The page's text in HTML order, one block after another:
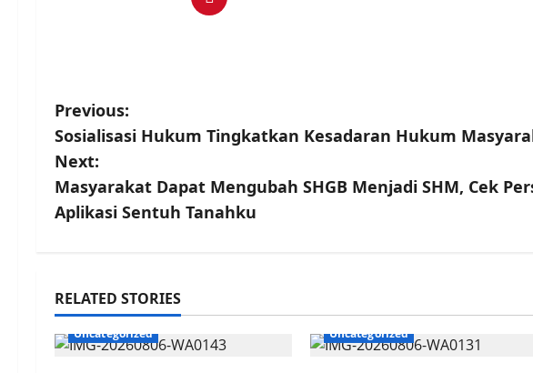
P
o
s
t
a
v
Previous:
Sosialisasi Hukum Tingkatkan Kesadaran Hukum
Next:
Masyarakat Dapat Mengubah SHGB Menjadi SHM, Cek
Aplikasi Sentuh Tanahku
RELATED STORIES
Uncategorized Uncategorized